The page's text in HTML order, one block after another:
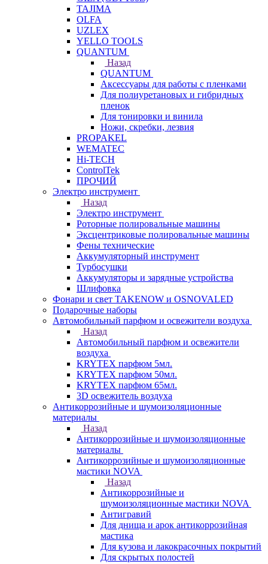
TAJIMA
OLFA
UZLEX
YELLO TOOLS
QUANTUM
Назад
QUANTUM
Аксессуары для работы с пленками
Для полиуретановых и гибридных
пленок
Для тонировки и винила
Ножи, скребки, лезвия
PROPAKEL
WEMATEC
Hi-TECH
ControlTek
ПРОЧИЙ
Электро инструмент
Назад
Электро инструмент
Роторные полировальные машины
Эксцентриковые полировальные машины
Фены технические
Аккумуляторный инструмент
Турбосушки
Аккумуляторы и зарядные устройства
Шлифовка
Фонари и свет TAKENOW и OSNOVALED
Подарочные наборы
Автомобильный парфюм и освежители воздуха
Назад
Автомобильный парфюм и освежители
воздуха
KRYTEX парфюм 5мл.
KRYTEX парфюм 50мл.
KRYTEX парфюм 65мл.
3D освежитель воздуха
Антикоррозийные и шумоизоляционные
материалы
Назад
Антикоррозийные и шумоизоляционные
материалы
Антикоррозийные и шумоизоляционные
мастики NOVA
Назад
Антикоррозийные и
шумоизоляционные мастики NOVA
Антигравий
Для днища и арок антикоррозийная
мастика
Для кузова и лакокрасочных покрытий
Для скрытых полостей